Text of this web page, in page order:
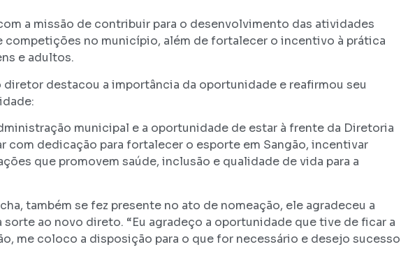
a missão de contribuir para o desenvolvimento das atividades
competições no município, além de fortalecer o incentivo à prática
e adultos.
diretor destacou a importância da oportunidade e reafirmou seu
municipal e a oportunidade de estar à frente da Diretoria
com dedicação para fortalecer o esporte em Sangão, incentivar
que promovem saúde, inclusão e qualidade de vida para a
também se fez presente no ato de nomeação, ele agradeceu a
ao novo direto. “Eu agradeço a oportunidade que tive de ficar a
me coloco a disposição para o que for necessário e desejo sucesso